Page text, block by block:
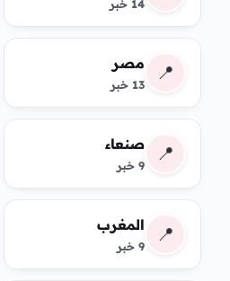
14 خبر
📍 مصر
13 خبر
📍 صنعاء
9 خبر
📍 المغرب
9 خبر